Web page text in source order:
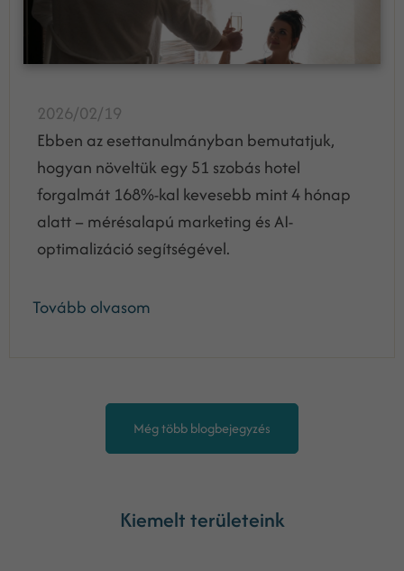
2026/02/19
Ebben az esettanulmányban bemutatjuk,
hogyan növeltük egy 51 szobás hotel
forgalmát 168%-kal kevesebb mint 4 hónap
alatt – mérésalapú marketing és AI-
optimalizáció segítségével.
Tovább olvasom
Még több blogbejegyzés
Kiemelt területeink